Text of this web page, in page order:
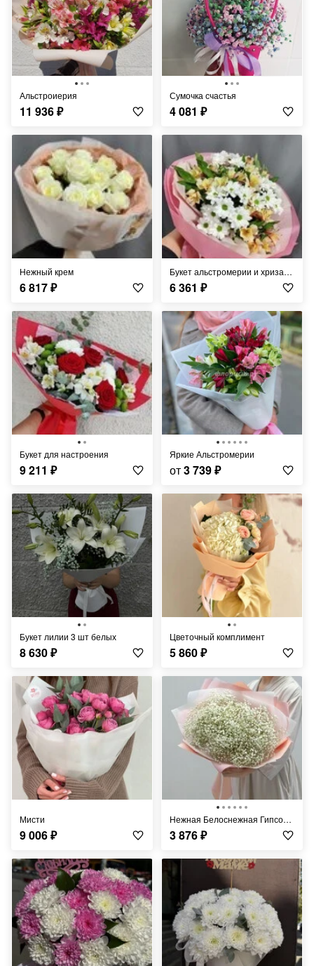
Альстроиерия
11 936₽
Сумочка счастья
4 081 ₽
Нежный крем
6 817₽
Букет альстромерии и хризантем
6 361 ₽
Букет для настроения
9 211 ₽
Яркие Альстромерии
от3 739₽
Букет лилии 3 шт белых
8 630₽
Цветочный комплимент
5 860₽
Мисти
9 006₽
Нежная Белоснежная Гипсофила
3 876₽